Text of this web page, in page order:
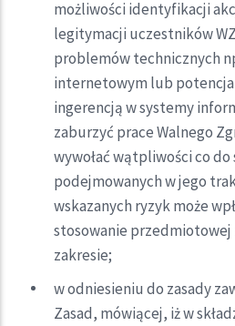
możliwości identyfikacji
legitymacji uczestników
problemów technicznych
internetowym lub
ingerencją w systemy
zaburzyć prace Walnego
wywołać wątpliwości co
podejmowanych w jego
wskazanych ryzyk może
stosowanie przedmiotowej
zakresie;
w odniesieniu do zasady
Zasad, mówiącej, iż w